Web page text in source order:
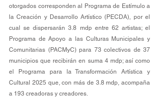
otorgados corresponden al Programa de Estímulo a
la Creación y Desarrollo Artístico (PECDA), por el
cual se dispersarán 3.8 mdp entre 62 artistas; el
Programa de Apoyo a las Culturas Municipales y
Comunitarias (PACMyC) para 73 colectivos de 37
municipios que recibirán en suma 4 mdp; así como
el Programa para la Transformación Artística y
Cultural 2025 que, con más de 3.8 mdp, acompaña
a 193 creadoras y creadores.